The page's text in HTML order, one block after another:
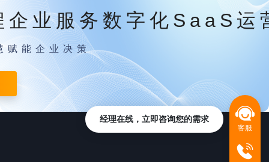
企业服务数字化SaaS运
赋能企业决策
客服
经理在线，立即咨询您的需求